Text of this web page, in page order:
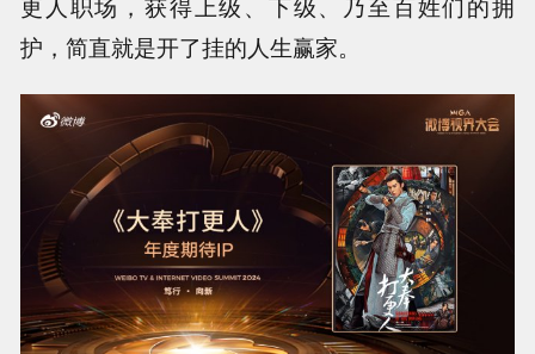
护，简直就是开了挂的人生赢家。